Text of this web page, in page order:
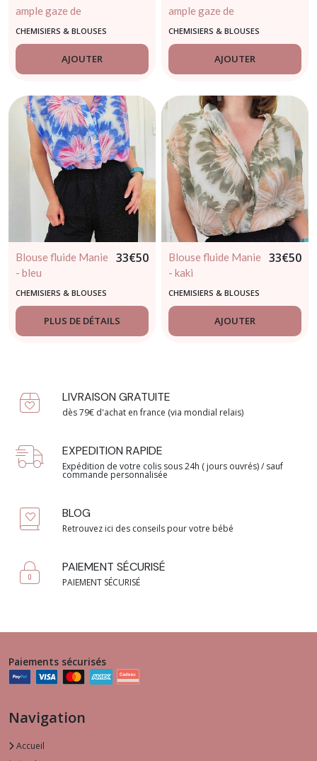
ample gaze de
coton vert (36 au
42)
CHEMISIERS & BLOUSES
AJOUTER
ample gaze de
coton blanc et
fleurs roses (36 au
CHEMISIERS & BLOUSES
AJOUTER
Blouse fluide Manie
- bleu
33€50
CHEMISIERS & BLOUSES
PLUS DE DÉTAILS
Blouse fluide Manie
- kaki
33€50
CHEMISIERS & BLOUSES
AJOUTER
LIVRAISON GRATUITE
dès 79€ d'achat en france (via mondial relais)
EXPEDITION RAPIDE
Expédition de votre colis sous 24h ( jours ouvrés) / sauf
commande personnalisée
BLOG
Retrouvez ici des conseils pour votre bébé
PAIEMENT SÉCURISÉ
PAIEMENT SÉCURISÉ
Paiements sécurisés
Navigation
Accueil